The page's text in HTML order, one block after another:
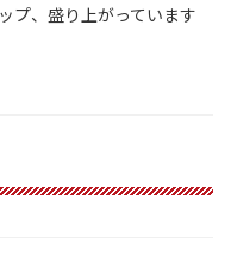
プ、盛り上がっています